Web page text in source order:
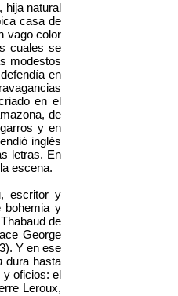
hija natural
casa de
vago color
cuales se
modestos
en
en el
de
y en
inglés
letras. En
escena.
escritor y
bohemia y
de
George
Y en ese
dura hasta
y oficios: el
Leroux,